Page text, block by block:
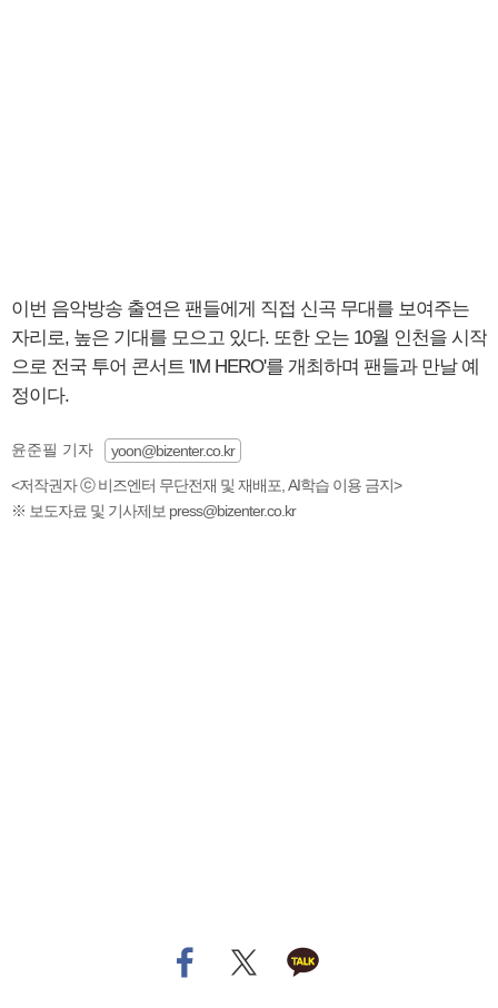
이번 음악방송 출연은 팬들에게 직접 신곡 무대를 보여주는
자리로, 높은 기대를 모으고 있다. 또한 오는 10월 인천을 시작
으로 전국 투어 콘서트 'IM HERO'를 개최하며 팬들과 만날 예
정이다.
윤준필 기자
yoon@bizenter.co.kr
<저작권자 ⓒ 비즈엔터 무단전재 및 재배포, AI학습 이용 금지>
※ 보도자료 및 기사제보 press@bizenter.co.kr